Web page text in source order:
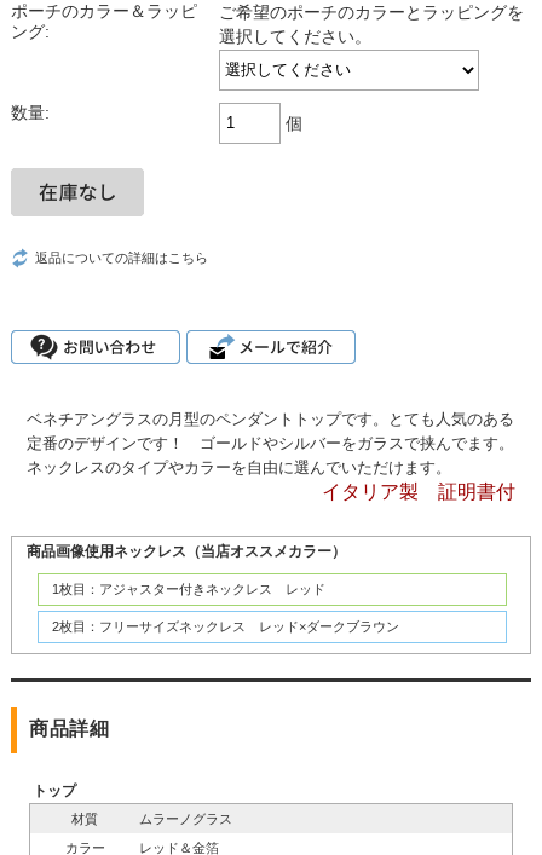
ポーチのカラー＆ラッピ
ング:
ご希望のポーチのカラーとラッピングを
選択してください。
数量:
個
返品についての詳細はこちら
ベネチアングラスの月型のペンダントトップです。とても人気のある
定番のデザインです！ ゴールドやシルバーをガラスで挟んでます。
ネックレスのタイプやカラーを自由に選んでいただけます。
イタリア製 証明書付
商品画像使用ネックレス（当店オススメカラー）
1枚目：アジャスター付きネックレス レッド
2枚目：フリーサイズネックレス レッド×ダークブラウン
商品詳細
トップ
材質
ムラーノグラス
カラー
レッド＆金箔